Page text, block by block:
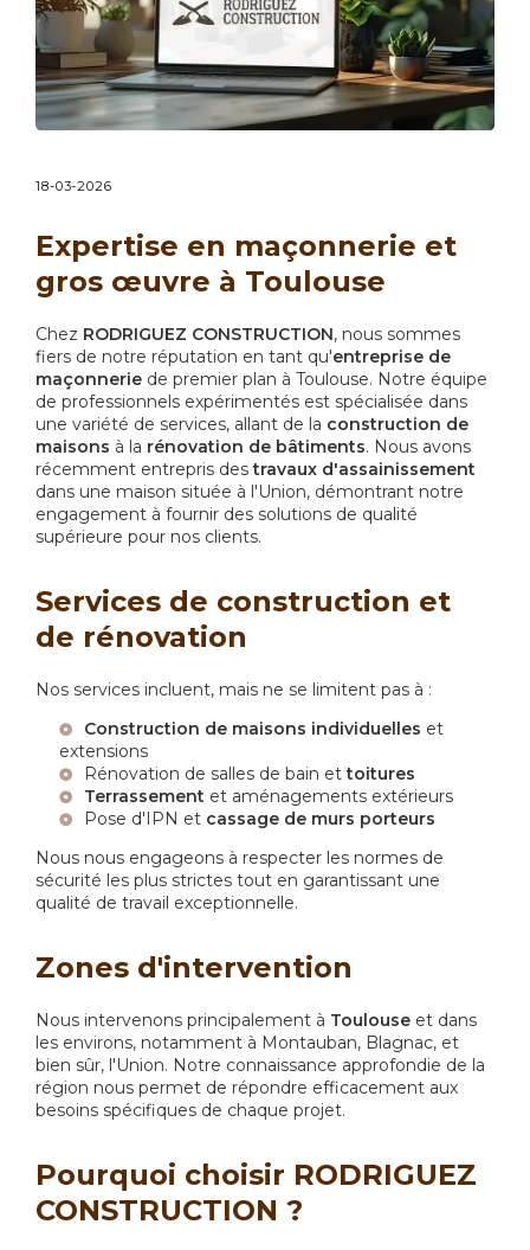
18-03-2026
Expertise en maçonnerie et
gros œuvre à Toulouse
Chez RODRIGUEZ CONSTRUCTION, nous sommes
fiers de notre réputation en tant qu'entreprise de
maçonnerie de premier plan à Toulouse. Notre équipe
de professionnels expérimentés est spécialisée dans
une variété de services, allant de la construction de
maisons à la rénovation de bâtiments. Nous avons
récemment entrepris destravaux d'assainissement
dans une maison située à l'Union, démontrant notre
engagement à fournir des solutions de qualité
supérieure pour nos clients.
Services de construction et
de rénovation
Nos services incluent, mais ne se limitent pas à :
Construction de maisons individuelles et
extensions
Rénovation de salles de bain ettoitures
Terrassement et aménagements extérieurs
Pose d'IPN et cassage de murs porteurs
Nous nous engageons à respecter les normes de
sécurité les plus strictes tout en garantissant une
qualité de travail exceptionnelle.
Zones d'intervention
Nous intervenons principalement à Toulouse et dans
les environs, notamment à Montauban, Blagnac, et
bien sûr, l'Union. Notre connaissance approfondie de la
région nous permet de répondre efficacement aux
besoins spécifiques de chaque projet.
Pourquoi choisir RODRIGUEZ
CONSTRUCTION ?